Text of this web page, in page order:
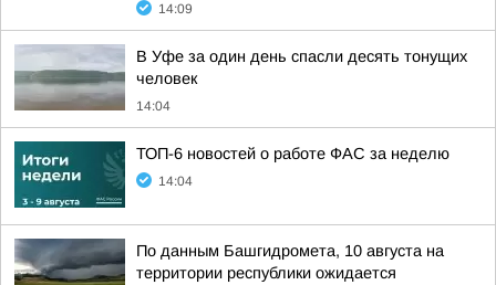
14:09
В Уфе за один день спасли десять тонущих
человек
14:04
ТОП-6 новостей о работе ФАС за неделю
14:04
По данным Башгидромета, 10 августа на
территории республики ожидается